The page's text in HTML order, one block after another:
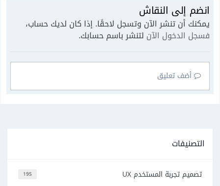
انضم إلى النقاش
يمكنك أن تنشر الآن وتسجل لاحقًا. إذا كان لديك حساب،
فسجل الدخول الآن لتنشر باسم حسابك.
أضف تعليق
التصنيفات
195 تصميم تجربة المستخدم UX